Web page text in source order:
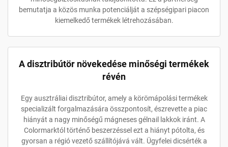
bemutatja a közös munka potenciálját a szépségipari piacon
kiemelkedő termékek létrehozásában.
A disztribútör növekedése minőségi termékek
révén
Egy ausztráliai disztribútor, amely a körömápolási termékek
specializált forgalmazására összpontosít, észrevette a piac
hiányát a nagy minőségű mágneses gélnail lakkok iránt. A
Colormarktól történő beszerzéssel ezt a hiányt pótolta, és
gyorsan a régió vezető szállítójává vált. Ügyfelei dicsérték a